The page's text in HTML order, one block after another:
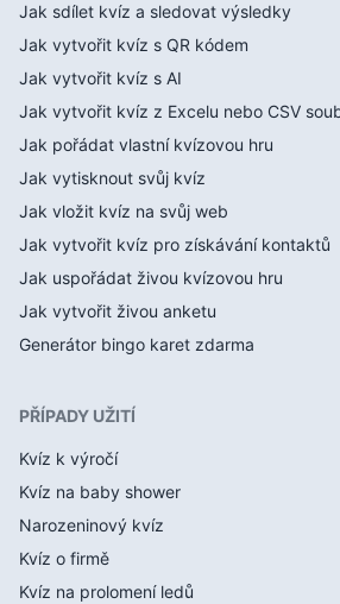
Jak sdílet kvíz a sledovat výsledky
Jak vytvořit kvíz s QR kódem
Jak vytvořit kvíz s AI
Jak vytvořit kvíz z Excelu nebo CSV
Jak pořádat vlastní kvízovou hru
Jak vytisknout svůj kvíz
Jak vložit kvíz na svůj web
Jak vytvořit kvíz pro získávání kontaktů
Jak uspořádat živou kvízovou hru
Jak vytvořit živou anketu
Generátor bingo karet zdarma
PŘÍPADY UŽITÍ
Kvíz k výročí
Kvíz na baby shower
Narozeninový kvíz
Kvíz o firmě
Kvíz na prolomení ledů